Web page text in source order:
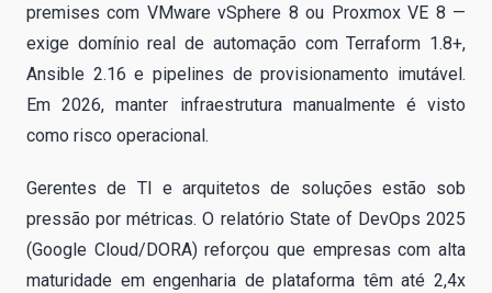
premises com VMware vSphere 8 ou Proxmox VE 8 —
exige domínio real de automação com Terraform 1.8+,
Ansible 2.16 e pipelines de provisionamento imutável.
Em 2026, manter infraestrutura manualmente é visto
como risco operacional.
Gerentes de TI e arquitetos de soluções estão sob
pressão por métricas. O relatório State of DevOps 2025
(Google Cloud/DORA) reforçou que empresas com alta
maturidade em engenharia de plataforma têm até 2,4x